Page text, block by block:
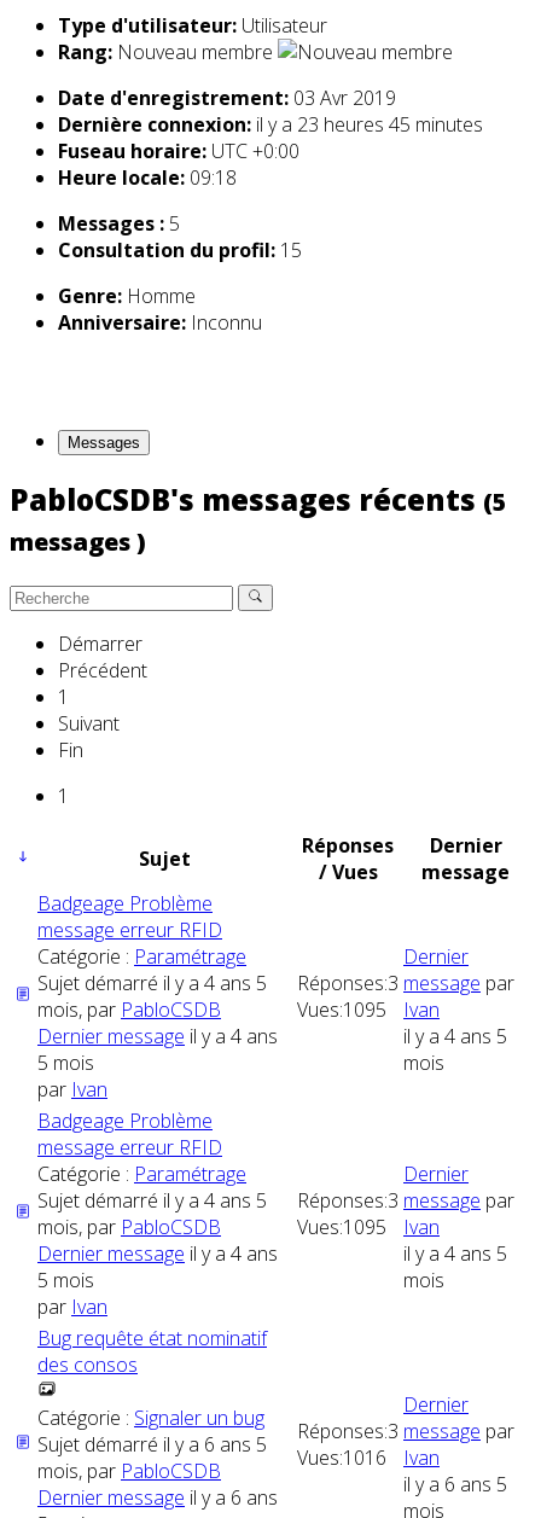
Type d'utilisateur: Utilisateur
Rang: Nouveau membre
Date d'enregistrement: 03 Avr 2019
Dernière connexion: il y a 23 heures 45 minutes
Fuseau horaire: UTC +0:00
Heure locale: 09:18
Messages : 5
Consultation du profil: 15
Genre: Homme
Anniversaire: Inconnu
Messages
PabloCSDB's messages récents (5
messages )
Démarrer
Précédent
1
Suivant
Fin
1
Sujet
Réponses
/ Vues
Dernier
message
Badgeage Problème
message erreur RFID
Catégorie : Paramétrage
Sujet démarré il y a 4 ans 5
mois, par PabloCSDB
Dernier message il y a 4 ans
5 mois
par Ivan
Réponses:3
Vues:1095
Dernier
message par
Ivan
il y a 4 ans 5
mois
Badgeage Problème
message erreur RFID
Catégorie : Paramétrage
Sujet démarré il y a 4 ans 5
mois, par PabloCSDB
Dernier message il y a 4 ans
5 mois
par Ivan
Réponses:3
Vues:1095
Dernier
message par
Ivan
il y a 4 ans 5
mois
Bug requête état nominatif
des consos
Catégorie : Signaler un bug
Sujet démarré il y a 6 ans 5
mois, par PabloCSDB
Dernier message il y a 6 ans
Réponses:3
Vues:1016
Dernier
message par
Ivan
il y a 6 ans 5
mois